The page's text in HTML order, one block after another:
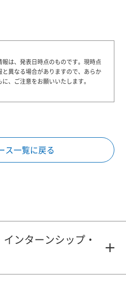
は、発表日時点のものです。 現時点
異なる場合がありますので、あらか
、ご注意をお願いいたします。
ス一覧に戻る
ンターンシップ・